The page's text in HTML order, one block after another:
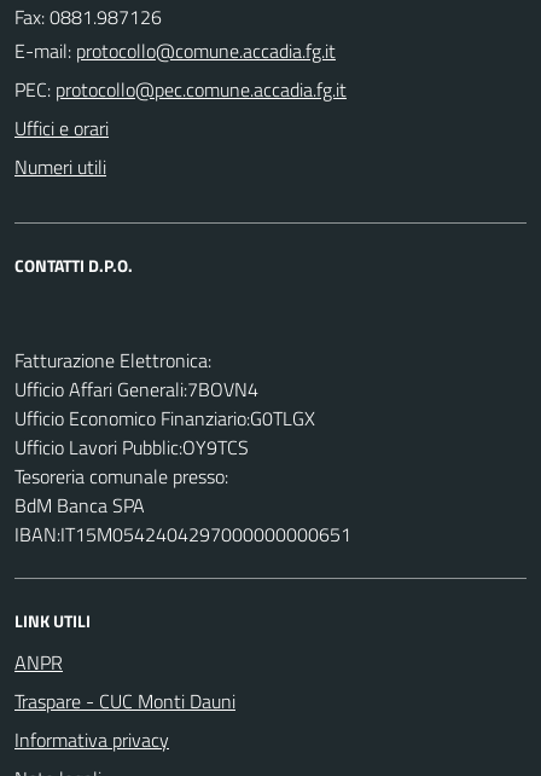
Fax: 0881.987126
E-mail:
PEC:
Uffici e orari
Numeri utili
CONTATTI D.P.O.
Fatturazione Elettronica:
Ufficio Affari Generali:7BOVN4
Ufficio Economico Finanziario:G0TLGX
Ufficio Lavori Pubblic:OY9TCS
Tesoreria comunale presso:
BdM Banca SPA
IBAN:IT15M0542404297000000000651
LINK UTILI
ANPR
Traspare - CUC Monti Dauni
Informativa privacy